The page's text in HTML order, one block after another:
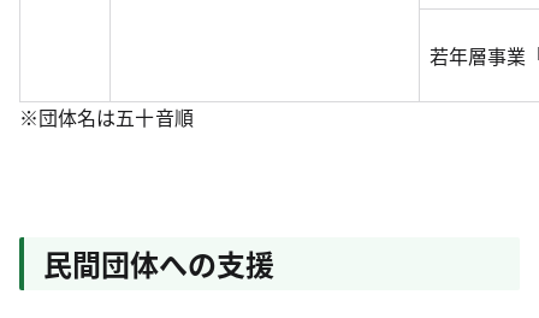
若年層事業
※団体名は五十音順
民間団体への支援